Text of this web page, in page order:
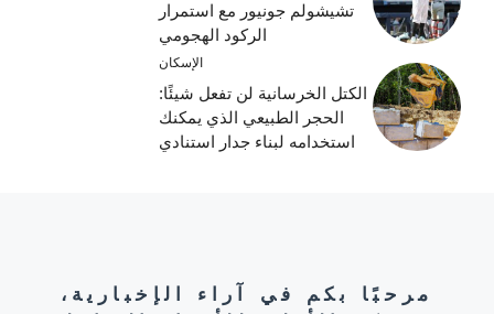
تشيشولم جونيور مع استمرار
الركود الهجومي
الإسكان
الكتل الخرسانية لن تفعل شيئًا:
الحجر الطبيعي الذي يمكنك
استخدامه لبناء جدار استنادي
مرحبًا بكم في آراء الإخبارية،